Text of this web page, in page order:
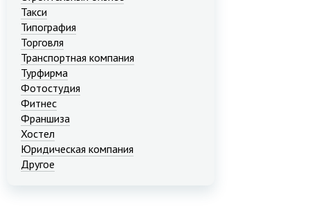
Такси
Типография
Торговля
Транспортная компания
Турфирма
Фотостудия
Фитнес
Франшиза
Хостел
Юридическая компания
Другое